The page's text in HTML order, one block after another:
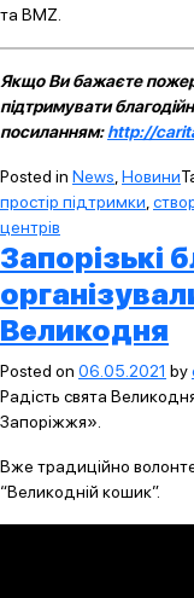
та BMZ.
Якщо Ви бажаєте
підтримувати
посиланням:http://
Posted in News Новини
простір підтримки
центрів
Запорізькі
Великодня
Posted on 06.05.2021 by
Радість свята
Запоріжжя».
Вже традиційно
“Великодній кошик”.